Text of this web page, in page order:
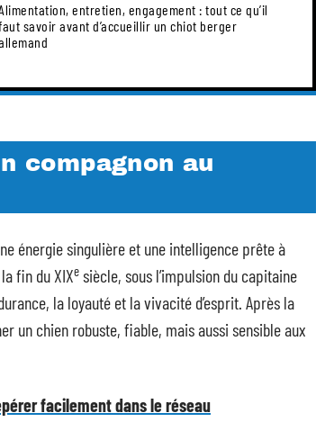
entretien, engagement : tout ce qu’il
savoir avant d’accueillir un chiot berger
compagnon au
énergie singulière et une intelligence prête à
fin du XIXe siècle, sous l’impulsion du capitaine
la loyauté et la vivacité d’esprit. Après la
un chien robuste, fiable, mais aussi sensible aux
facilement dans le réseau